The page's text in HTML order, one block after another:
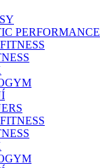
PERFORMANCE